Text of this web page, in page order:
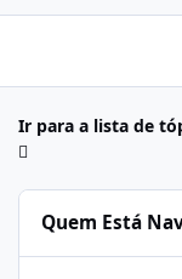
Ir para a lista de
Quem Está